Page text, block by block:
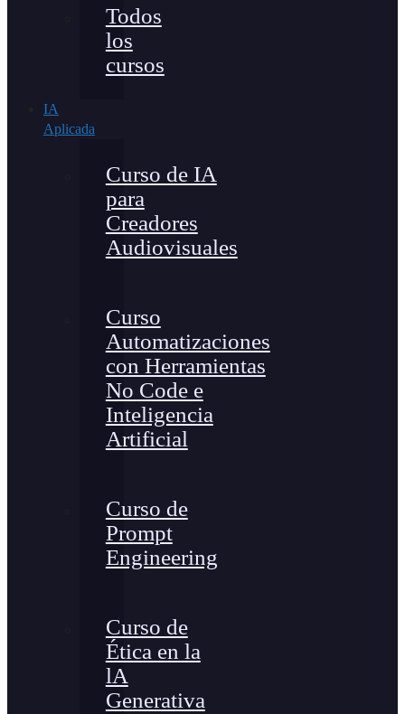
Todos
los
cursos
IA
Aplicada
Curso de IA
para
Creadores
Audiovisuales
Curso
Automatizaciones
con Herramientas
No Code e
Inteligencia
Artificial
Curso de
Prompt
Engineering
Curso de
Ética en la
lA
Generativa